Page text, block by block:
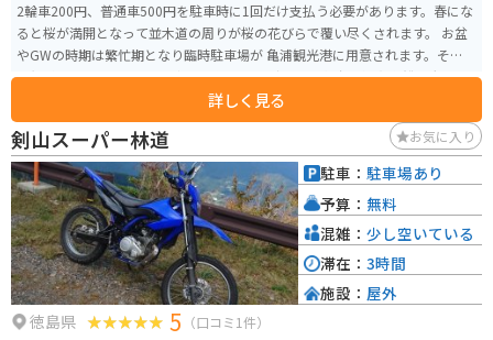
2輪車200円、普通車500円を駐車時に1回だけ支払う必要があります。春にな
ると桜が満開となって並木道の周りが桜の花びらで覆い尽くされます。 お盆
やGWの時期は繁忙期となり臨時駐車場が 亀浦観光港に用意されます。そこか
ら無料シャトルバスで行き帰り可能です。 鳴門山展望台、渦潮汽船、大阪国
際美術館、うどん屋きのした等の飲食店が近くにあるため、公園で散歩や休
憩をする以外にも楽しめる時間が多いのでおすすめです。 周年記念として不
定期で催されるスタンプラリーでは散歩コースが3つ選べます。一番長い散歩
コースでは45分以上歩く周遊コースとなっていますので隣接する施設と共に
ゆったりとした徳島の自然を肌で感じられてオススメです。
詳しく見る
剣山スーパー林道 お気に入り
徳島県 5 （口コミ1件）
駐車： 駐車場あり
予算： 無料
混雑： 少し空いている
滞在： 3時間
施設： 屋外